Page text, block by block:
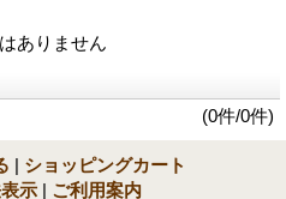
ありません
(0件/0件)
| ショッピングカート
示 | ご利用案内